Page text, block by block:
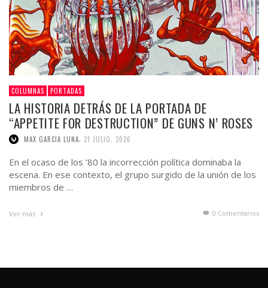
COLUMNAS PORTADAS
LA HISTORIA DETRÁS DE LA PORTADA DE
“APPETITE FOR DESTRUCTION” DE GUNS N’ ROSES
MAX GARCIA LUNA 21 JULIO, 2026
En el ocaso de los ’80 la incorrección política dominaba la
escena. En ese contexto, el grupo surgido de la unión de los
miembros de …
Ver más 0 Comentarios